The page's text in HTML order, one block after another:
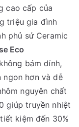
cao cấp của
triệu gia đình
phủ sứ Ceramic
Eco
bám dính,
ngon hơn và dễ
nguyên chất
giúp truyền nhiệt
kiệm đến 30%